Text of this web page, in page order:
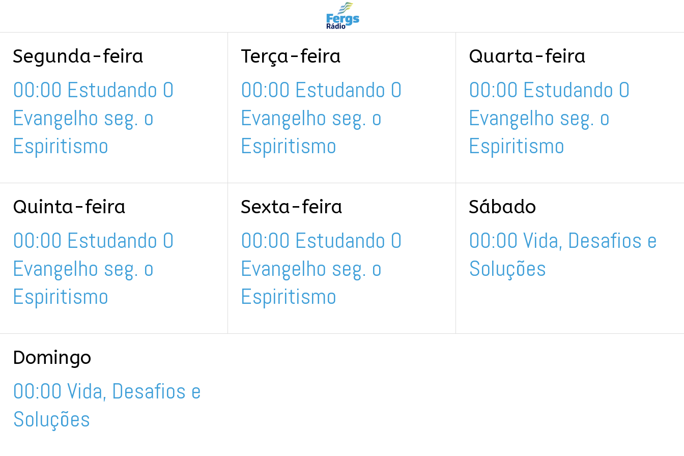
Segunda-feira
00:00 Estudando O
Evangelho seg. o
Espiritismo
Terça-feira
00:00 Estudando O
Evangelho seg. o
Espiritismo
Quarta-feira
00:00 Estudando O
Evangelho seg. o
Espiritismo
Quinta-feira
00:00 Estudando O
Evangelho seg. o
Espiritismo
Sexta-feira
00:00 Estudando O
Evangelho seg. o
Espiritismo
Sábado
00:00 Vida, Desafios e
Soluções
Domingo
00:00 Vida, Desafios e
Soluções